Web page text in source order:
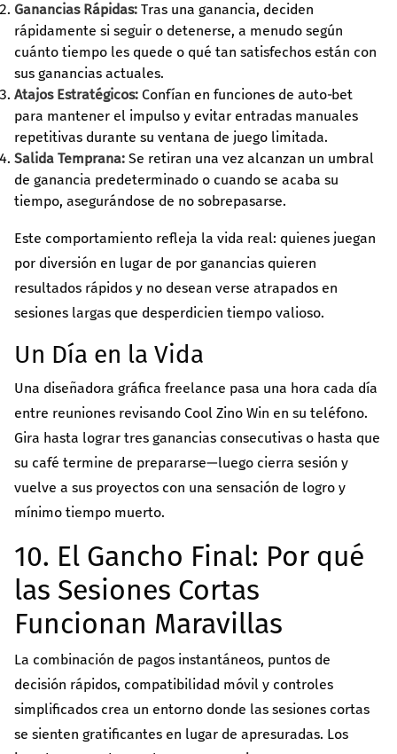
Ganancias Rápidas: Tras una ganancia, deciden
rápidamente si seguir o detenerse, a menudo según
cuánto tiempo les quede o qué tan satisfechos están con
sus ganancias actuales.
Atajos Estratégicos: Confían en funciones de auto‑bet
para mantener el impulso y evitar entradas manuales
repetitivas durante su ventana de juego limitada.
Salida Temprana: Se retiran una vez alcanzan un umbral
de ganancia predeterminado o cuando se acaba su
tiempo, asegurándose de no sobrepasarse.
Este comportamiento refleja la vida real: quienes juegan
por diversión en lugar de por ganancias quieren
resultados rápidos y no desean verse atrapados en
sesiones largas que desperdicien tiempo valioso.
Un Día en la Vida
Una diseñadora gráfica freelance pasa una hora cada día
entre reuniones revisando Cool Zino Win en su teléfono.
Gira hasta lograr tres ganancias consecutivas o hasta que
su café termine de prepararse—luego cierra sesión y
vuelve a sus proyectos con una sensación de logro y
mínimo tiempo muerto.
10. El Gancho Final: Por qué
las Sesiones Cortas
Funcionan Maravillas
La combinación de pagos instantáneos, puntos de
decisión rápidos, compatibilidad móvil y controles
simplificados crea un entorno donde las sesiones cortas
se sienten gratificantes en lugar de apresuradas. Los